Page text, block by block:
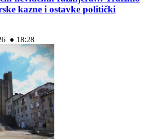
kazne i ostavke politički
● 18:28